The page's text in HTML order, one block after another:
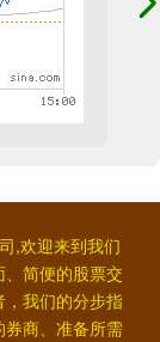
,欢迎来到我们
简便的股票交
我们的分步指
商、准备所需